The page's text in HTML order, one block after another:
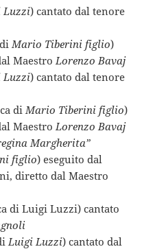
Luzzi) cantato dal tenore
Mario Tiberini figlio)
Maestro Lorenzo Bavaj
Luzzi) cantato dal tenore
di Mario Tiberini figlio)
Maestro Lorenzo Bavaj
Margherita”
figlio) eseguito dal
diretto dal Maestro
di Luigi Luzzi) cantato
Luigi Luzzi) cantato dal